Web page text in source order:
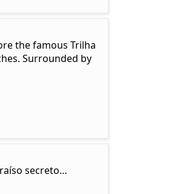
the famous Trilha
Surrounded by
secreto…